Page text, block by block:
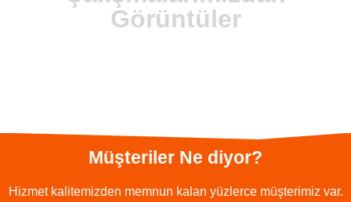
Görüntüler
Müşteriler Ne diyor?
Hizmet kalitemizden memnun kalan yüzlerce müşterimiz var.